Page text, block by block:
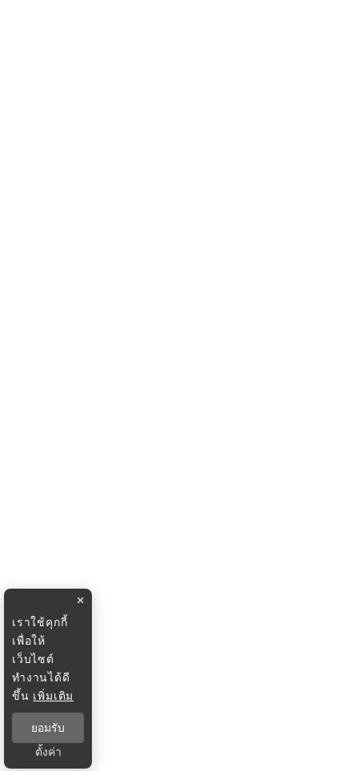
×
เราใช้คุกกี้
เพื่อให้
เว็บไซต์
ทำงานได้ดี
ขึ้น เพิ่มเติม
ยอมรับ
ตั้งค่า